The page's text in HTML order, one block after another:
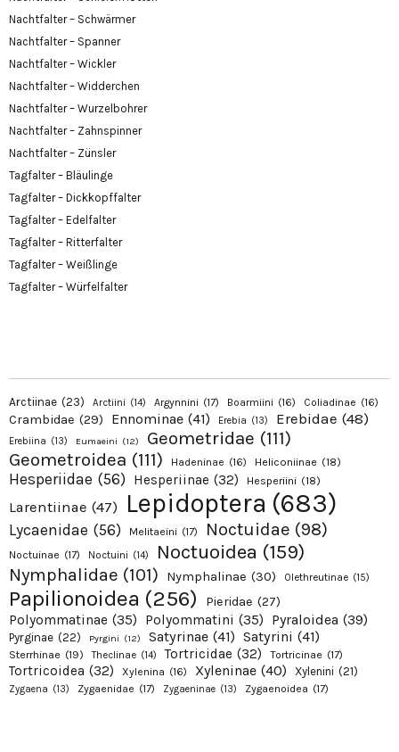
Nachtfalter – Schwärmer
Nachtfalter – Spanner
Nachtfalter – Wickler
Nachtfalter – Widderchen
Nachtfalter – Wurzelbohrer
Nachtfalter – Zahnspinner
Nachtfalter – Zünsler
Tagfalter – Bläulinge
Tagfalter – Dickkopffalter
Tagfalter – Edelfalter
Tagfalter – Ritterfalter
Tagfalter – Weißlinge
Tagfalter – Würfelfalter
Arctiinae (23) Arctiini (14) Argynnini (17) Boarmiini (16) Coliadinae (16)
Crambidae (29) Ennominae (41) Erebia (13) Erebidae (48)
Erebiina (13) Eumaeini (12) Geometridae (111)
Geometroidea (111) Hadeninae (16) Heliconiinae (18)
Hesperiidae (56) Hesperiinae (32) Hesperiini (18)
Larentiinae (47) Lepidoptera (683)
Lycaenidae (56) Melitaeini (17) Noctuidae (98)
Noctuinae (17) Noctuini (14) Noctuoidea (159)
Nymphalidae (101) Nymphalinae (30) Olethreutinae (15)
Papilionoidea (256) Pieridae (27)
Polyommatinae (35) Polyommatini (35) Pyraloidea (39)
Pyrginae (22) Pyrgini (12) Satyrinae (41) Satyrini (41)
Sterrhinae (19) Theclinae (14) Tortricidae (32) Tortricinae (17)
Tortricoidea (32) Xylenina (16) Xyleninae (40) Xylenini (21)
Zygaena (13) Zygaenidae (17) Zygaeninae (13) Zygaenoidea (17)